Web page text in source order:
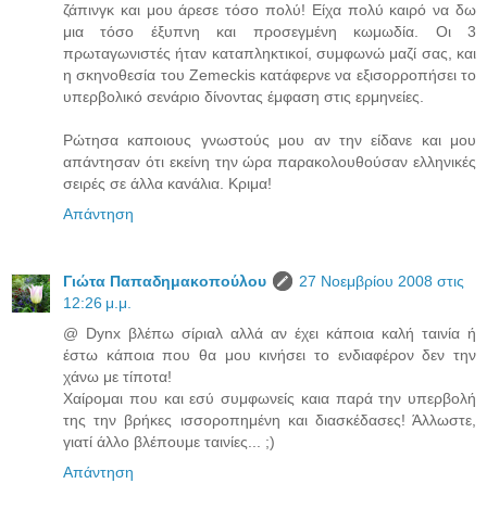
ζάπινγκ και μου άρεσε τόσο πολύ! Είχα πολύ καιρό να δω
μια τόσο έξυπνη και προσεγμένη κωμωδία. Οι 3
πρωταγωνιστές ήταν καταπληκτικοί, συμφωνώ μαζί σας, και
η σκηνοθεσία του Zemeckis κατάφερνε να εξισορροπήσει το
υπερβολικό σενάριο δίνοντας έμφαση στις ερμηνείες.
Ρώτησα καποιους γνωστούς μου αν την είδανε και μου
απάντησαν ότι εκείνη την ώρα παρακολουθούσαν ελληνικές
σειρές σε άλλα κανάλια. Κριμα!
Απάντηση
Γιώτα Παπαδημακοπούλου
27 Νοεμβρίου 2008 στις
12:26 μ.μ.
@ Dynx βλέπω σίριαλ αλλά αν έχει κάποια καλή ταινία ή
έστω κάποια που θα μου κινήσει το ενδιαφέρον δεν την
χάνω με τίποτα!
Χαίρομαι που και εσύ συμφωνείς καια παρά την υπερβολή
της την βρήκες ισσοροπημένη και διασκέδασες! Άλλωστε,
γιατί άλλο βλέπουμε ταινίες... ;)
Απάντηση